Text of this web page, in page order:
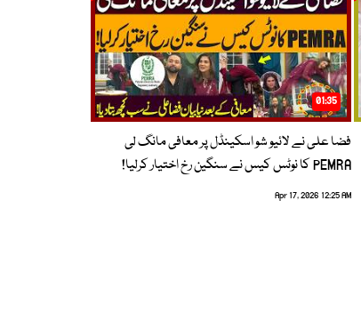
01:35
فضا علی نے لائیو شو اسکینڈل پر معافی مانگ لی
PEMRA کا نوٹس کیس نے سنگین رخ اختیار کرلیا!
Apr 17, 2026 12:25 AM